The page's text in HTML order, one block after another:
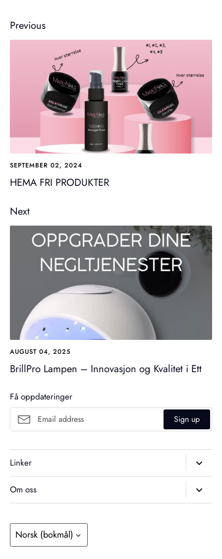
Facebook
Twitter
Previous
SEPTEMBER 02, 2024
HEMA FRI PRODUKTER
Next
AUGUST 04, 2025
BrillPro Lampen – Innovasjon og Kvalitet i Ett
Få oppdateringer
Sign up
Linker
Kontakt Oss
Personvernerklæring
Om oss
Adresse: Schwenckegata 11, 3015 Drammen
Kontakt oss på mail: brillbirdnorge@gmail.com
Language
Norsk (bokmål)